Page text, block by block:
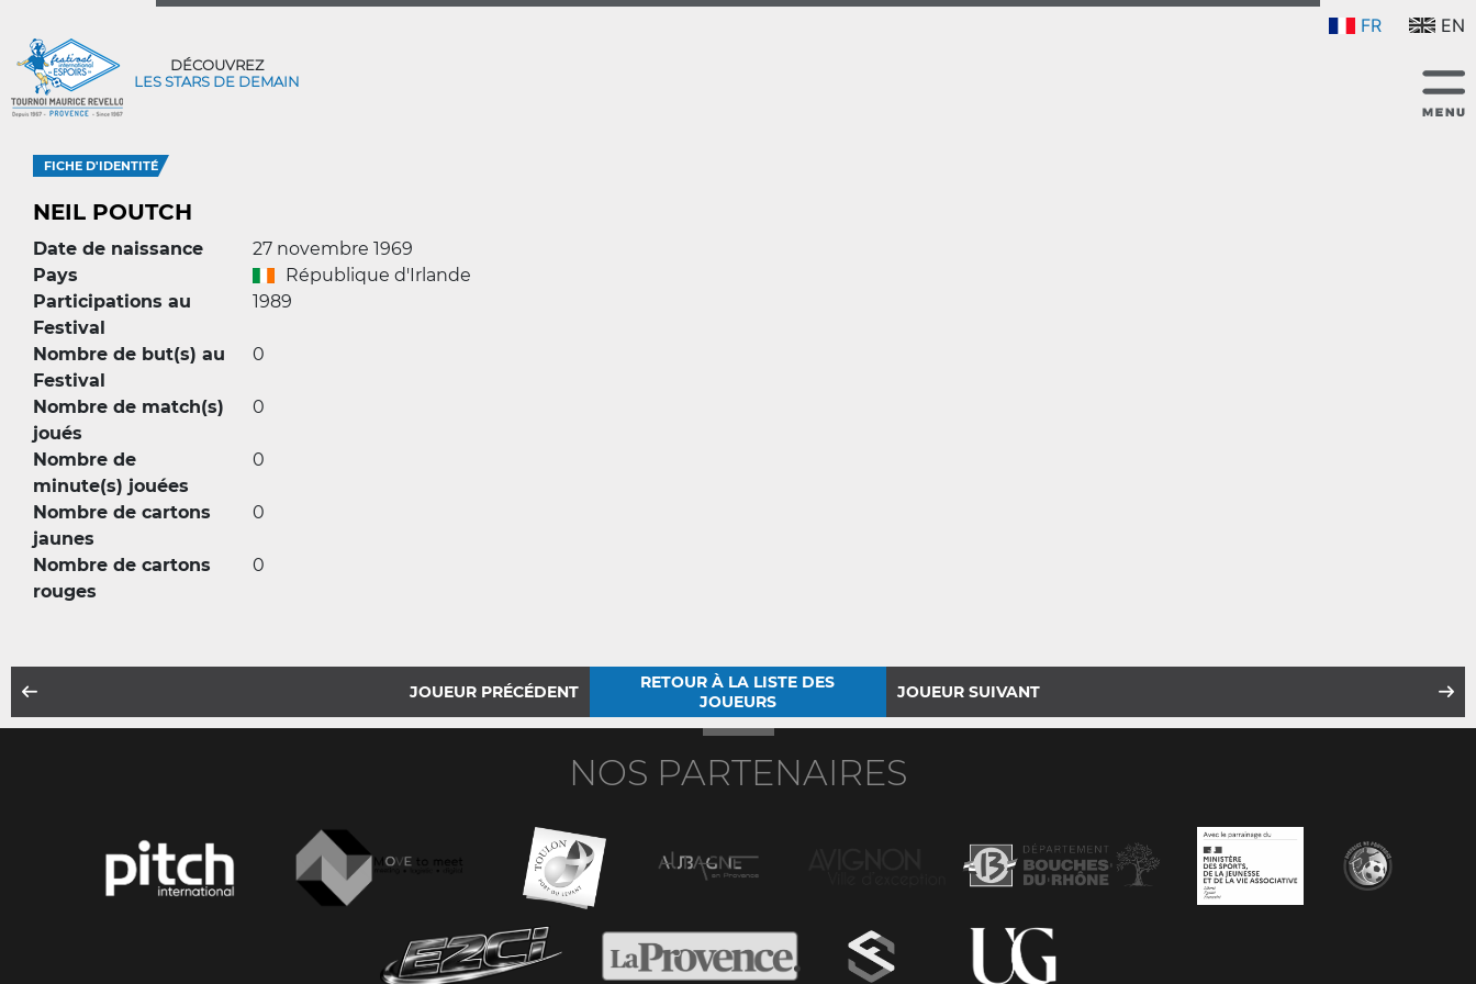
FR EN
DÉCOUVREZ
LES STARS DE DEMAIN
FICHE D'IDENTITÉ
NEIL POUTCH
Date de naissance
27 novembre 1969
Pays
République d'Irlande
Participations au
Festival
1989
Nombre de but(s) au
Festival
0
Nombre de match(s)
joués
0
Nombre de
minute(s) jouées
0
Nombre de cartons
jaunes
0
Nombre de cartons
rouges
0
JOUEUR PRÉCÉDENT
RETOUR À LA LISTE DES
JOUEURS
JOUEUR SUIVANT
NOS PARTENAIRES